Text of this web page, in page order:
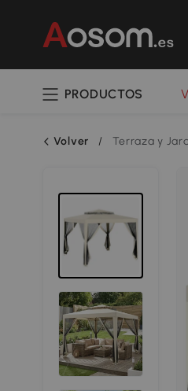
PRODUCTOS
Volver / Terraza y